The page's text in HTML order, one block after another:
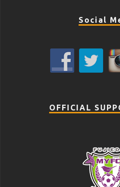
Social
OFFICIAL